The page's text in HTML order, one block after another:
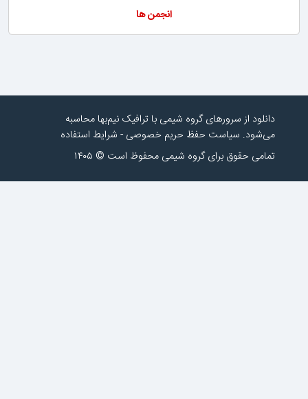
انجمن ها
دانلود از سرورهای گروه شیمی با ترافیک نیم‌بها محاسبه
می‌شود.سیاست حفظ حریم خصوصی-شرایط استفاده
تمامی حقوق برای گروه شیمی محفوظ است © ۱۴۰۵